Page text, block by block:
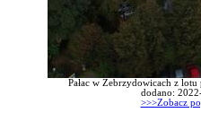
Pałac w Zebrzydowicach z
dodano:
>>>Zobacz